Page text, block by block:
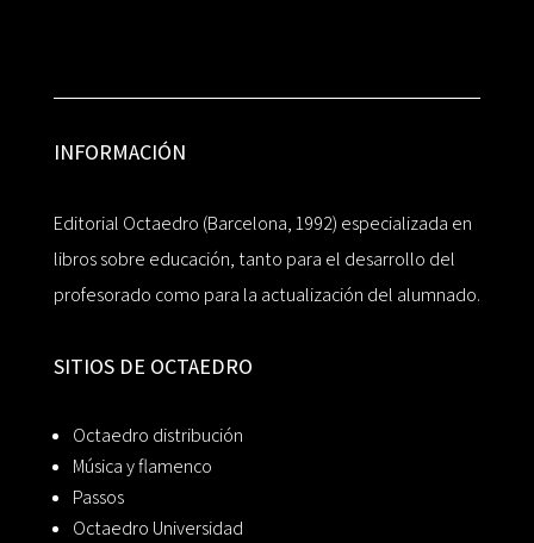
INFORMACIÓN
Editorial Octaedro (Barcelona, 1992) especializada en
libros sobre educación, tanto para el desarrollo del
profesorado como para la actualización del alumnado.
SITIOS DE OCTAEDRO
Octaedro distribución
Música y flamenco
Passos
Octaedro Universidad